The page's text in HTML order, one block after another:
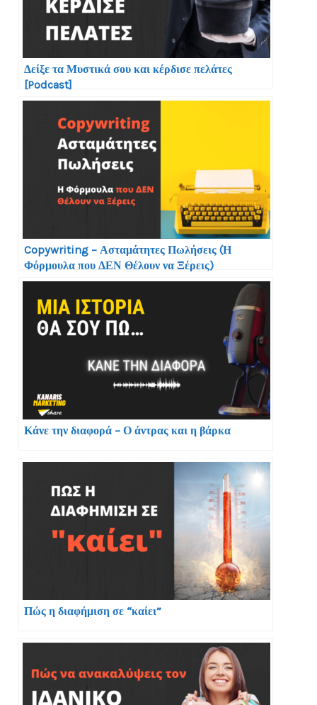
Δείξε τα Μυστικά σου και κέρδισε πελάτες
[Podcast]
Copywriting – Ασταμάτητες Πωλήσεις (Η
Φόρμουλα που ΔΕΝ Θέλουν να Ξέρεις)
Κάνε την διαφορά – Ο άντρας και η βάρκα
Πώς η διαφήμιση σε “καίει”